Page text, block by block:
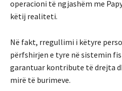
operacioni të ngjashëm me
këtij realiteti.
Në fakt, rregullimi i këtyre
përfshirjen e tyre në sistemin
garantuar kontribute të drejta
mirë të burimeve.